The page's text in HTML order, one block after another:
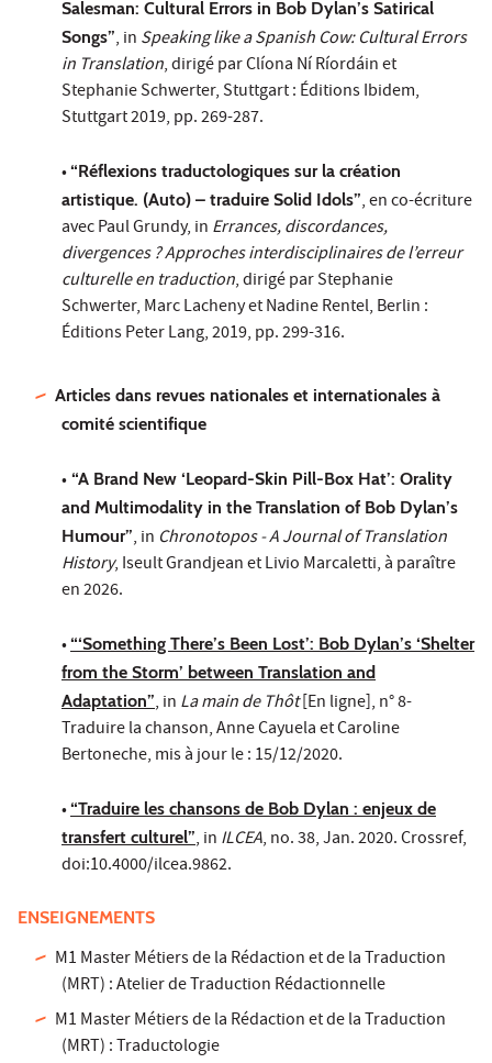
Salesman: Cultural Errors in Bob Dylan’s Satirical
Songs”, in Speaking like a Spanish Cow: Cultural Errors
in Translation, dirigé par Clíona Ní Ríordáin et
Stephanie Schwerter, Stuttgart : Éditions Ibidem,
Stuttgart 2019, pp. 269-287.
•“Réflexions traductologiques sur la création
artistique. (Auto) – traduire Solid Idols”, en co-écriture
avec Paul Grundy, in Errances, discordances,
divergences ? Approches interdisciplinaires de l’erreur
culturelle en traduction, dirigé par Stephanie
Schwerter, Marc Lacheny et Nadine Rentel, Berlin :
Éditions Peter Lang, 2019, pp. 299-316.
Articles dans revues nationales et internationales à
comité scientifique
• “A Brand New ‘Leopard-Skin Pill-Box Hat’: Orality
and Multimodality in the Translation of Bob Dylan’s
Humour”, in Chronotopos - A Journal of Translation
History, Iseult Grandjean et Livio Marcaletti, à paraître
en 2026.
•“‘Something There’s Been Lost’: Bob Dylan’s ‘Shelter
from the Storm’ between Translation and
Adaptation”, in La main de Thôt[En ligne], n° 8-
Traduire la chanson, Anne Cayuela et Caroline
Bertoneche, mis à jour le : 15/12/2020.
•“Traduire les chansons de Bob Dylan : enjeux de
transfert culturel”, in ILCEA, no. 38, Jan. 2020. Crossref,
doi:10.4000/ilcea.9862.
ENSEIGNEMENTS
M1 Master Métiers de la Rédaction et de la Traduction
(MRT) : Atelier de Traduction Rédactionnelle
M1 Master Métiers de la Rédaction et de la Traduction
(MRT) : Traductologie